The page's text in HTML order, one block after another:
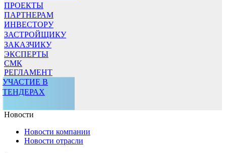
ПРОЕКТЫ
ПАРТНЕРАМ
ИНВЕСТОРУ
ЗАСТРОЙЩИКУ
ЗАКАЗЧИКУ
ЭКСПЕРТЫ
СМК
РЕГЛАМЕНТ
УЧАСТИЕ В
ТЕНДЕРАХ
Новости
Новости компании
Новости отрасли